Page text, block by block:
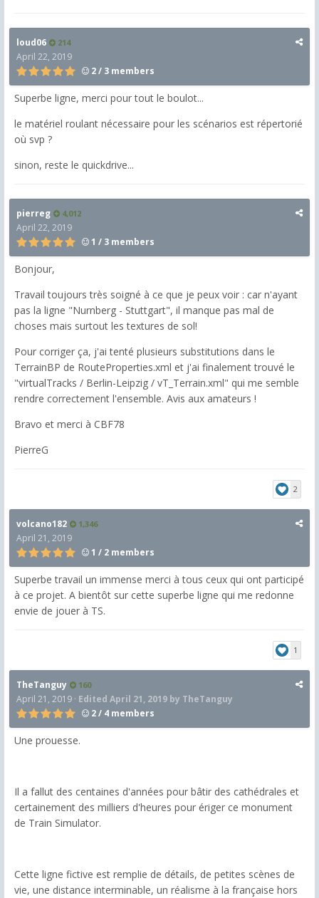
loud06 214
April 22, 2019
2 / 3 members
Superbe ligne, merci pour tout le boulot...
le matériel roulant nécessaire pour les scénarios est répertorié
où svp ?
sinon, reste le quickdrive...
pierreg 4,012
April 22, 2019
1 / 3 members
Bonjour,
Travail toujours très soigné à ce que je peux voir : car n'ayant
pas la ligne "Nurnberg - Stuttgart", il manque pas mal de
choses mais surtout les textures de sol!
Pour corriger ça, j'ai tenté plusieurs substitutions dans le
TerrainBP de RouteProperties.xml et j'ai finalement trouvé le
"virtualTracks / Berlin-Leipzig / vT_Terrain.xml" qui me semble
rendre correctement l'ensemble. Avis aux amateurs !
Bravo et merci à CBF78
PierreG
2
volcano182 1,346
April 21, 2019
1 / 2 members
Superbe travail un immense merci à tous ceux qui ont participé
à ce projet. A bientôt sur cette superbe ligne qui me redonne
envie de jouer à TS.
1
TheTanguy 160
April 21, 2019 · Edited April 21, 2019 by TheTanguy
2 / 4 members
Une prouesse.
Il a fallut des centaines d'années pour bâtir des cathédrales et
certainement des milliers d'heures pour ériger ce monument
de Train Simulator.
Cette ligne fictive est remplie de détails, de petites scènes de
vie, une distance interminable, un réalisme à la française hors